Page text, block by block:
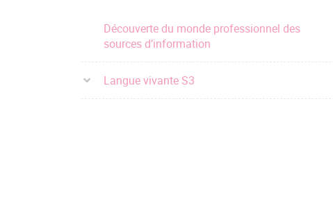
Découverte du monde professionnel des
sources d’information
Langue vivante S3